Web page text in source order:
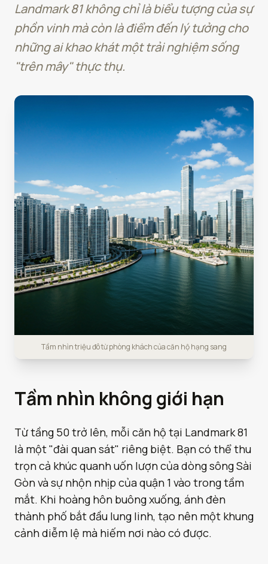
Landmark 81 không chỉ là biểu tượng của sự
phồn vinh mà còn là điểm đến lý tưởng cho
những ai khao khát một trải nghiệm sống
"trên mây" thực thụ.
Tầm nhìn triệu đô từ phòng khách của căn hộ hạng sang
Tầm nhìn không giới hạn
Từ tầng 50 trở lên, mỗi căn hộ tại Landmark 81
là một "đài quan sát" riêng biệt. Bạn có thể thu
trọn cả khúc quanh uốn lượn của dòng sông Sài
Gòn và sự nhộn nhịp của quận 1 vào trong tầm
mắt. Khi hoàng hôn buông xuống, ánh đèn
thành phố bắt đầu lung linh, tạo nên một khung
cảnh diễm lệ mà hiếm nơi nào có được.